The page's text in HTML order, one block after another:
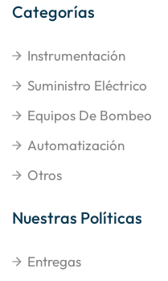
Categorías
Instrumentación
Suministro Eléctrico
Equipos De Bombeo
Automatización
Otros
Nuestras Políticas
Entregas